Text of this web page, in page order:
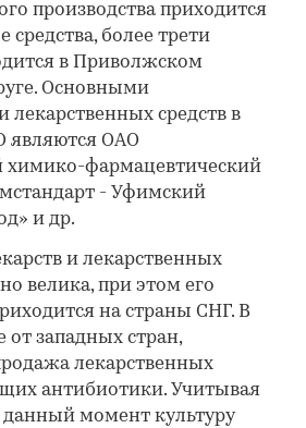
производства приходится
средства, более трети
в Приволжском
Основными
лекарственных средств в
являются ОАО
химико-фармацевтический
- Уфимский
и др.
и лекарственных
велика, при этом его
на страны СНГ. В
от западных стран,
лекарственных
антибиотики. Учитывая
момент культуру